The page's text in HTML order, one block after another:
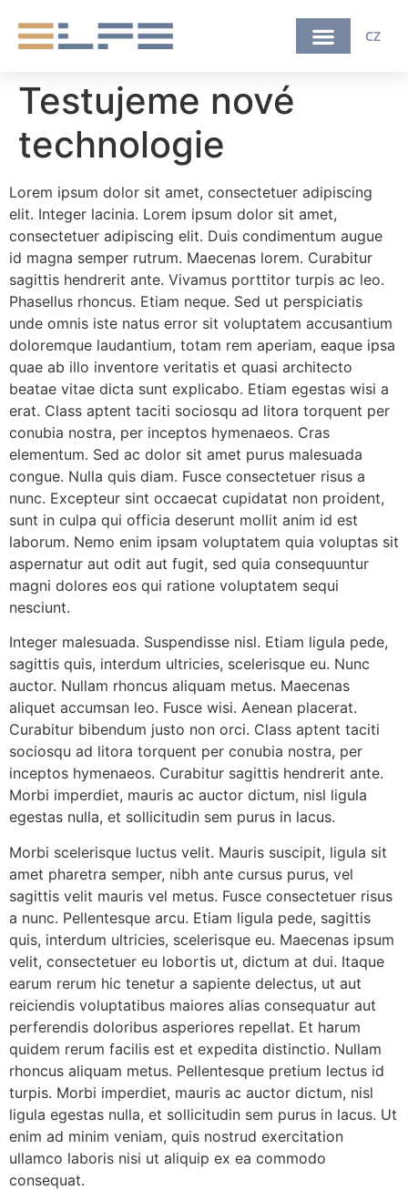
CZ
Testujeme nové
technologie
Lorem ipsum dolor sit amet, consectetuer adipiscing
elit. Integer lacinia. Lorem ipsum dolor sit amet,
consectetuer adipiscing elit. Duis condimentum augue
id magna semper rutrum. Maecenas lorem. Curabitur
sagittis hendrerit ante. Vivamus porttitor turpis ac leo.
Phasellus rhoncus. Etiam neque. Sed ut perspiciatis
unde omnis iste natus error sit voluptatem accusantium
doloremque laudantium, totam rem aperiam, eaque ipsa
quae ab illo inventore veritatis et quasi architecto
beatae vitae dicta sunt explicabo. Etiam egestas wisi a
erat. Class aptent taciti sociosqu ad litora torquent per
conubia nostra, per inceptos hymenaeos. Cras
elementum. Sed ac dolor sit amet purus malesuada
congue. Nulla quis diam. Fusce consectetuer risus a
nunc. Excepteur sint occaecat cupidatat non proident,
sunt in culpa qui officia deserunt mollit anim id est
laborum. Nemo enim ipsam voluptatem quia voluptas sit
aspernatur aut odit aut fugit, sed quia consequuntur
magni dolores eos qui ratione voluptatem sequi
nesciunt.
Integer malesuada. Suspendisse nisl. Etiam ligula pede,
sagittis quis, interdum ultricies, scelerisque eu. Nunc
auctor. Nullam rhoncus aliquam metus. Maecenas
aliquet accumsan leo. Fusce wisi. Aenean placerat.
Curabitur bibendum justo non orci. Class aptent taciti
sociosqu ad litora torquent per conubia nostra, per
inceptos hymenaeos. Curabitur sagittis hendrerit ante.
Morbi imperdiet, mauris ac auctor dictum, nisl ligula
egestas nulla, et sollicitudin sem purus in lacus.
Morbi scelerisque luctus velit. Mauris suscipit, ligula sit
amet pharetra semper, nibh ante cursus purus, vel
sagittis velit mauris vel metus. Fusce consectetuer risus
a nunc. Pellentesque arcu. Etiam ligula pede, sagittis
quis, interdum ultricies, scelerisque eu. Maecenas ipsum
velit, consectetuer eu lobortis ut, dictum at dui. Itaque
earum rerum hic tenetur a sapiente delectus, ut aut
reiciendis voluptatibus maiores alias consequatur aut
perferendis doloribus asperiores repellat. Et harum
quidem rerum facilis est et expedita distinctio. Nullam
rhoncus aliquam metus. Pellentesque pretium lectus id
turpis. Morbi imperdiet, mauris ac auctor dictum, nisl
ligula egestas nulla, et sollicitudin sem purus in lacus. Ut
enim ad minim veniam, quis nostrud exercitation
ullamco laboris nisi ut aliquip ex ea commodo
consequat.